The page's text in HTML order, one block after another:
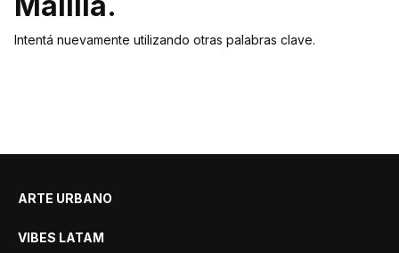
Intentá nuevamente utilizando otras palabras clave.
ARTE URBANO
VIBES LATAM